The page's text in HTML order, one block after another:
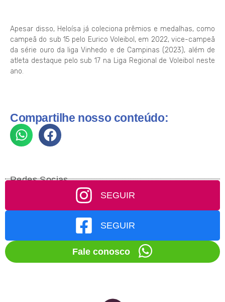
Apesar disso, Heloísa já coleciona prêmios e medalhas, como
campeã do sub 15 pelo Eurico Voleibol, em 2022, vice-campeã
da série ouro da liga Vinhedo e de Campinas (2023), além de
atleta destaque pelo sub 17 na Liga Regional de Voleibol neste
ano.
Compartilhe nosso conteúdo:
Redes Socias
SEGUIR
SEGUIR
Fale conosco